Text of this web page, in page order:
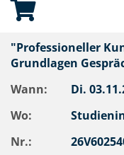
"Professioneller
Grundlagen
Wann:
Di.
Wo:
Nr.: